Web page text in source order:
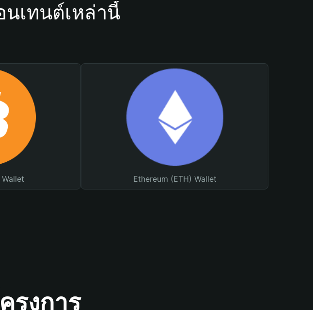
เทนต์เหล่านี้
Ethereum (ETH) Wallet
รงการ